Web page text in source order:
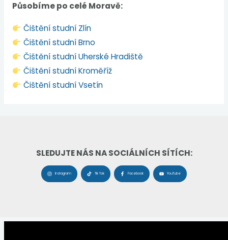
Působíme po celé Moravě:
Čištění studní Zlín
Čištění studní Brno
Čištění studní Uherské Hradiště
Čištění studní Kroměříž
Čištění studní Vsetín
SLEDUJTE NÁS NA SOCIÁLNÍCH SÍTÍCH:
Instagram Tik Tok Facebook YouTube